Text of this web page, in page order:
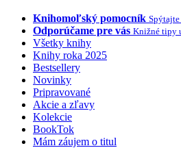
Knihomoľský pomocník
Odporúčame pre vás Knižné tipy
Všetky knihy
Knihy roka 2025
Bestsellery
Novinky
Pripravované
Akcie a zľavy
Kolekcie
BookTok
Mám záujem o titul